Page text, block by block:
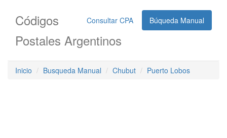
Consultar CPA Búqueda Manual
Códigos
Postales Argentinos
Inicio Busqueda Manual Chubut Puerto Lobos